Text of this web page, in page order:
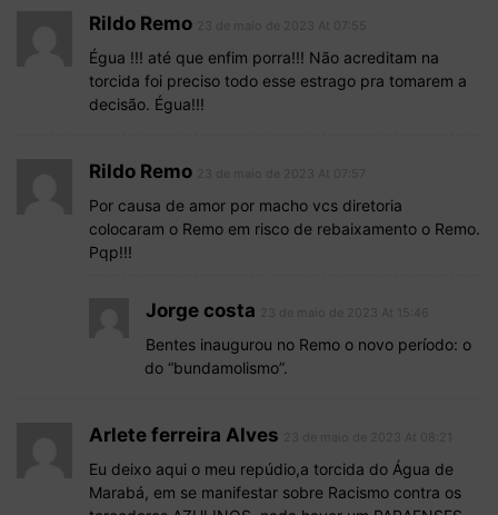
Rildo Remo
Égua !!! até que enfim porra!!! Não acreditam na
torcida foi preciso todo esse estrago pra tomarem a
decisão. Égua!!!
Rildo Remo
Por causa de amor por macho vcs diretoria
colocaram o Remo em risco de rebaixamento o Remo.
Pqp!!!
Jorge costa
Bentes inaugurou no Remo o novo período: o
do “bundamolismo”.
Arlete ferreira Alves
Eu deixo aqui o meu repúdio,a torcida do Água de
Marabá, em se manifestar sobre Racismo contra os